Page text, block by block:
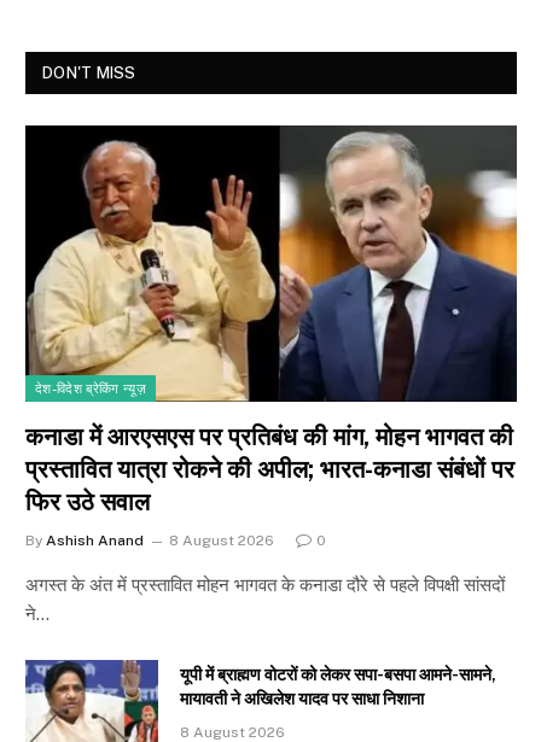
DON'T MISS
देश-विदेश ब्रेकिंग न्यूज़
कनाडा में आरएसएस पर प्रतिबंध की मांग, मोहन भागवत की
प्रस्तावित यात्रा रोकने की अपील; भारत-कनाडा संबंधों पर
फिर उठे सवाल
By Ashish Anand 8 August 2026 0
अगस्त के अंत में प्रस्तावित मोहन भागवत के कनाडा दौरे से पहले विपक्षी सांसदों
ने…
यूपी में ब्राह्मण वोटरों को लेकर सपा-बसपा आमने-सामने,
मायावती ने अखिलेश यादव पर साधा निशाना
8 August 2026